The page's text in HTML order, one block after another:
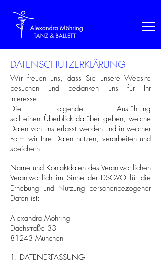
DATENSCHUTZERKLÄRUNG
Wir freuen uns, dass Sie unsere Website
besuchen und bedanken uns für Ihr
Interesse.
Die folgende Ausführung
soll einen Überblick darüber geben, welche
Daten von uns erfasst werden und in welcher
Form wir Ihre Daten nutzen, verarbeiten und
speichern.
Name und Kontaktdaten des Verantwortlichen
Verantwortlich im Sinne der DSGVO für die
Erhebung und Nutzung personenbezogener
Daten ist:
Alexandra Möhring
Dachstraße 33
81243 München
1. DATENERFASSUNG